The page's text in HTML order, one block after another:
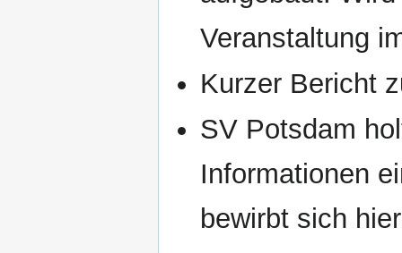
Veranstaltung
Kurzer Bericht
SV Potsdam
Informationen
bewirbt sich